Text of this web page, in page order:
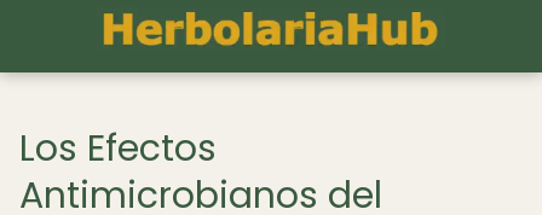
Los Efectos
Antimicrobianos del